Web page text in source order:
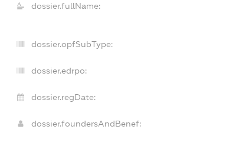
dossier.fullName:
dossier.opfSubType:
dossier.edrpo:
dossier.regDate:
dossier.foundersAndBenef: